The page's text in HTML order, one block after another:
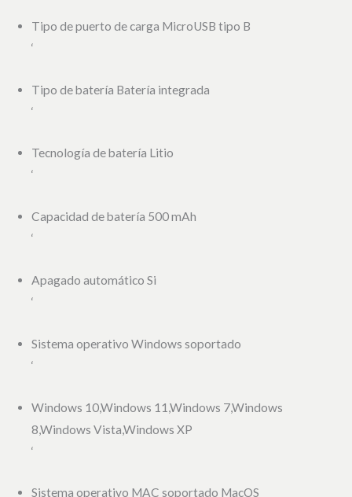
Tipo de puerto de carga MicroUSB tipo B
‘
Tipo de batería Batería integrada
‘
Tecnología de batería Litio
‘
Capacidad de batería 500 mAh
‘
Apagado automático Si
‘
Sistema operativo Windows soportado
‘
Windows 10,Windows 11,Windows 7,Windows
8,Windows Vista,Windows XP
‘
Sistema operativo MAC soportado MacOS